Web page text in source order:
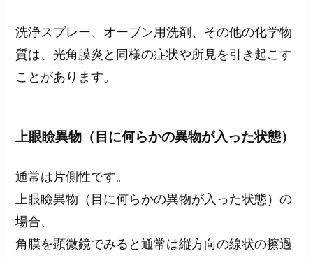
洗浄スプレー、オーブン用洗剤、その他の化学物
質は、光角膜炎と同様の症状や所見を引き起こす
ことがあります。
上眼瞼異物（目に何らかの異物が入った状態）
通常は片側性です。
上眼瞼異物（目に何らかの異物が入った状態）の
場合、
角膜を顕微鏡でみると通常は縦方向の線状の擦過